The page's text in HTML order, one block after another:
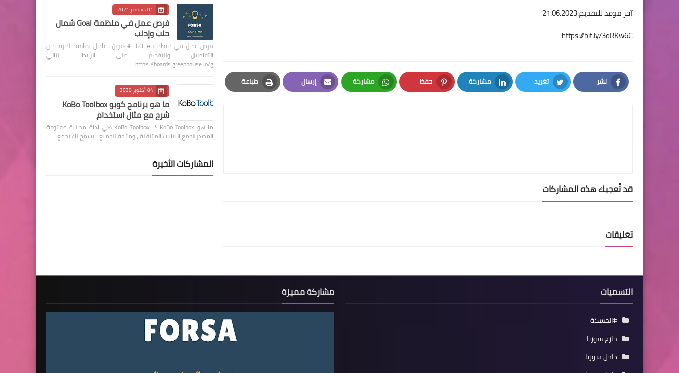
آخر موعد للتقديم:21.06.2023
https://bit.ly/3oRKw6C
نشر
Facebook
تغريد
Twitter
مشاركة
LinkedIn
حفظ
Pinterest
مشاركة
Whatsapp
إرسال
Email
طباعة
Print
قد تُعجبك هذه المشاركات
تعليقات
01 ديسمبر 2021
فرص عمل في منظمة Goal شمال
حلب وإدلب
فرص عمل في منظمة GOLA #عفرين عامل نظافة لمزيد من
التفاصيل وللتقديم على الرابط التالي
https://boards.greenhouse.io/g…
04 أكتوبر 2020
ما هو برنامج كوبو KoBo Toolbox
شرح مع مثال استخدام
ما هو KoBo Toolbox ؟ KoBo Toolbox هي أداة مجانية مفتوحة
المصدر لجمع البيانات المتنقلة ، ومتاحة للجميع. يسمح لك بجمع …
المشاركات الأخيرة
التسميات
#الحسكة
خارج سوريا
داخل سوريا
مشاركة مميزة